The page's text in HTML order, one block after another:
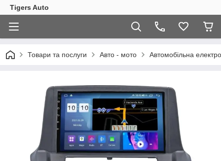
Tigers Auto
Товари та послуги Авто - мото Автомобільна